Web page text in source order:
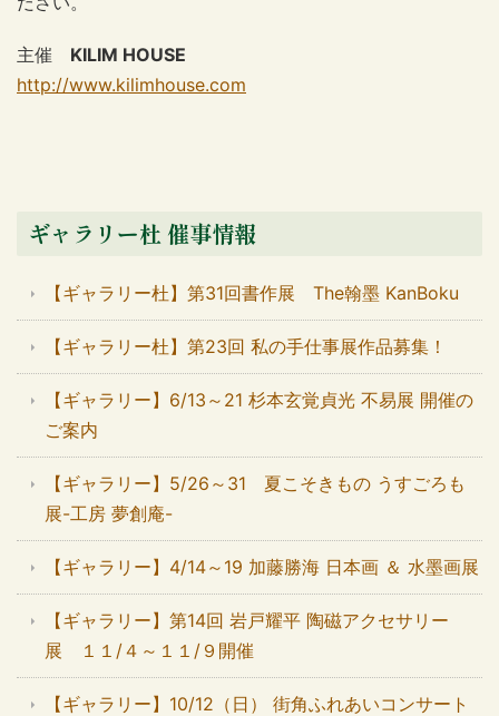
主催 KILIM HOUSE
http://www.kilimhouse.com
ギャラリー杜 催事情報
【ギャラリー杜】第31回書作展 The翰墨 KanBoku
【ギャラリー杜】第23回 私の手仕事展作品募集！
【ギャラリー】6/13～21 杉本玄覚貞光 不易展 開催の
ご案内
【ギャラリー】5/26～31 夏こそきもの うすごろも
展-工房 夢創庵-
【ギャラリー】4/14～19 加藤勝海 日本画 ＆ 水墨画展
【ギャラリー】第14回 岩戸耀平 陶磁アクセサリー
展 １１/４～１１/９開催
【ギャラリー】10/12（日） 街角ふれあいコンサート